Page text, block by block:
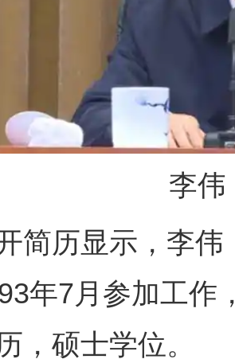
李伟
历显示，李伟
年7月参加工作
，硕士学位。